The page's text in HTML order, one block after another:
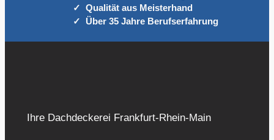
Qualität aus Meisterhand
Über 35 Jahre Berufserfahrung
Ihre Dachdeckerei Frankfurt-Rhein-Main